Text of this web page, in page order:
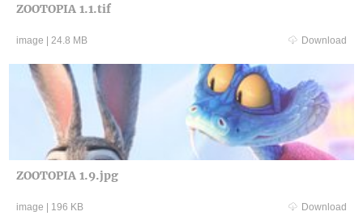
ZOOTOPIA 1.1.tif
image | 24.8 MB Download
ZOOTOPIA 1.9.jpg
image | 196 KB Download